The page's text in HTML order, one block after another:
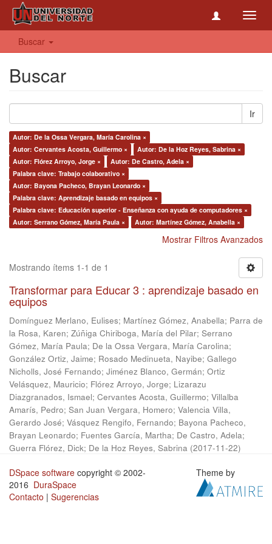
Buscar
Buscar
Ir
Autor: De la Ossa Vergara, María Carolina ×
Autor: Cervantes Acosta, Guillermo ×
Autor: De la Hoz Reyes, Sabrina ×
Autor: Flórez Arroyo, Jorge ×
Autor: De Castro, Adela ×
Palabra clave: Trabajo colaborativo ×
Autor: Bayona Pacheco, Brayan Leonardo ×
Palabra clave: Aprendizaje basado en equipos ×
Palabra clave: Educación superior - Enseñanza con ayuda de computadores ×
Autor: Serrano Gómez, María Paula ×
Autor: Martínez Gómez, Anabella ×
Mostrar Filtros Avanzados
Mostrando ítems 1-1 de 1
Transformar para Educar 3 : aprendizaje basado en
equipos
Domínguez Merlano, Eulises; Martínez Gómez, Anabella; Parra de
la Rosa, Karen; Zúñiga Chiriboga, María del Pilar; Serrano
Gómez, María Paula; De la Ossa Vergara, María Carolina;
González Ortiz, Jaime; Rosado Medinueta, Nayibe; Gallego
Nicholls, José Fernando; Jiménez Blanco, Germán; Ortiz
Velásquez, Mauricio; Flórez Arroyo, Jorge; Lizarazu
Diazgranados, Ismael; Cervantes Acosta, Guillermo; Villalba
Amarís, Pedro; San Juan Vergara, Homero; Valencia Villa,
Gerardo José; Vásquez Rengifo, Fernando; Bayona Pacheco,
Brayan Leonardo; Fuentes García, Martha; De Castro, Adela;
Guerra Flórez, Dick; De la Hoz Reyes, Sabrina (2017-11-22)
DSpace software copyright © 2002-
2016 DuraSpace
Contacto | Sugerencias
Theme by